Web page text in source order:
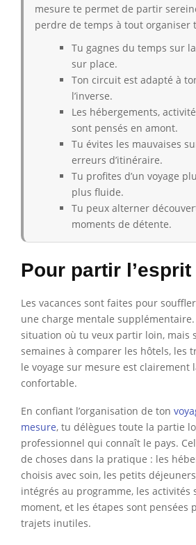
mesure te permet de partir
perdre de temps à tout organiser
Tu gagnes du temps sur
sur place.
Ton circuit est adapté à
l’inverse.
Les hébergements,
sont pensés en amont.
Tu évites les mauvaises
erreurs d’itinéraire.
Tu profites d’un voyage
plus fluide.
Tu peux alterner
moments de détente.
Pour partir
Les vacances sont faites pour
une charge mentale
situation où tu veux partir loin, mais
semaines à comparer les hôtels, les
le voyage sur mesure est clairement
confortable.
En confiant l’organisation de ton
mesure, tu délègues toute la partie
professionnel qui connaît le pays.
de choses dans la pratique : les
choisis avec soin, les petits
intégrés au programme, les activités
moment, et les étapes sont pensées
trajets inutiles.